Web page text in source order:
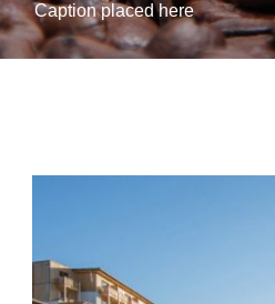
Caption placed here